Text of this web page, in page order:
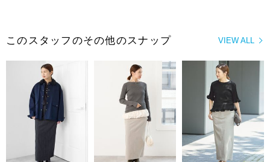
VIEW ALL
このスタッフのその他のスナップ